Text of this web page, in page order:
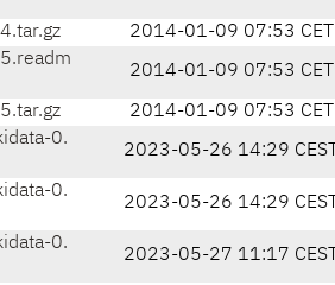
2014-01-09 07:53 CET
2014-01-09 07:53 CET
2014-01-09 07:53 CET
0.
2023-05-26 14:29 CEST
0.
2023-05-26 14:29 CEST
0.
2023-05-27 11:17 CEST